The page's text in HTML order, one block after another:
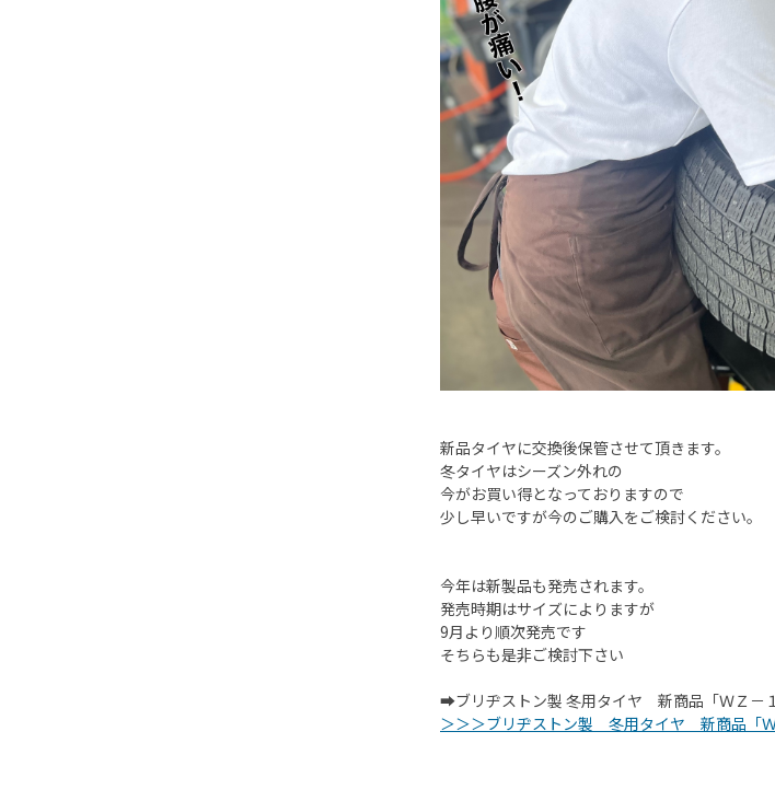
新品タイヤに交換後保管させて頂きます。
冬タイヤはシーズン外れの
今がお買い得となっておりますので
少し早いですが今のご購入をご検討ください。
今年は新製品も発売されます。
発売時期はサイズによりますが
9月より順次発売です
そちらも是非ご検討下さい
➡ブリヂストン製 冬用タイヤ 新商品「ＷＺ－
＞＞＞ブリヂストン製 冬用タイヤ 新商品「